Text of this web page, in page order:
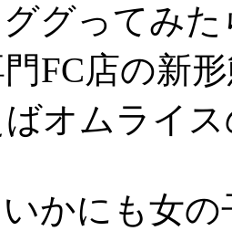
グってみ
FC店の新
ばオムライ
かにも女